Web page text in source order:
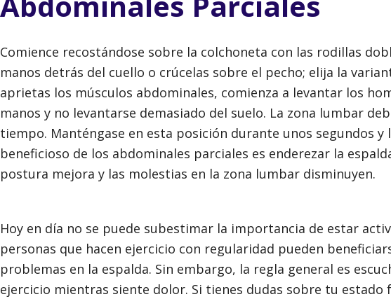
Comience recostándose sobre la colchoneta con las rodillas
manos detrás del cuello o crúcelas sobre el pecho; elija la
aprietas los músculos abdominales, comienza a levantar los
manos y no levantarse demasiado del suelo. La zona lumbar
tiempo. Manténgase en esta posición durante unos segundos y
beneficioso de los abdominales parciales es enderezar la
postura mejora y las molestias en la zona lumbar disminuyen.
Hoy en día no se puede subestimar la importancia de estar
personas que hacen ejercicio con regularidad pueden
problemas en la espalda. Sin embargo, la regla general es
ejercicio mientras siente dolor. Si tienes dudas sobre tu estado